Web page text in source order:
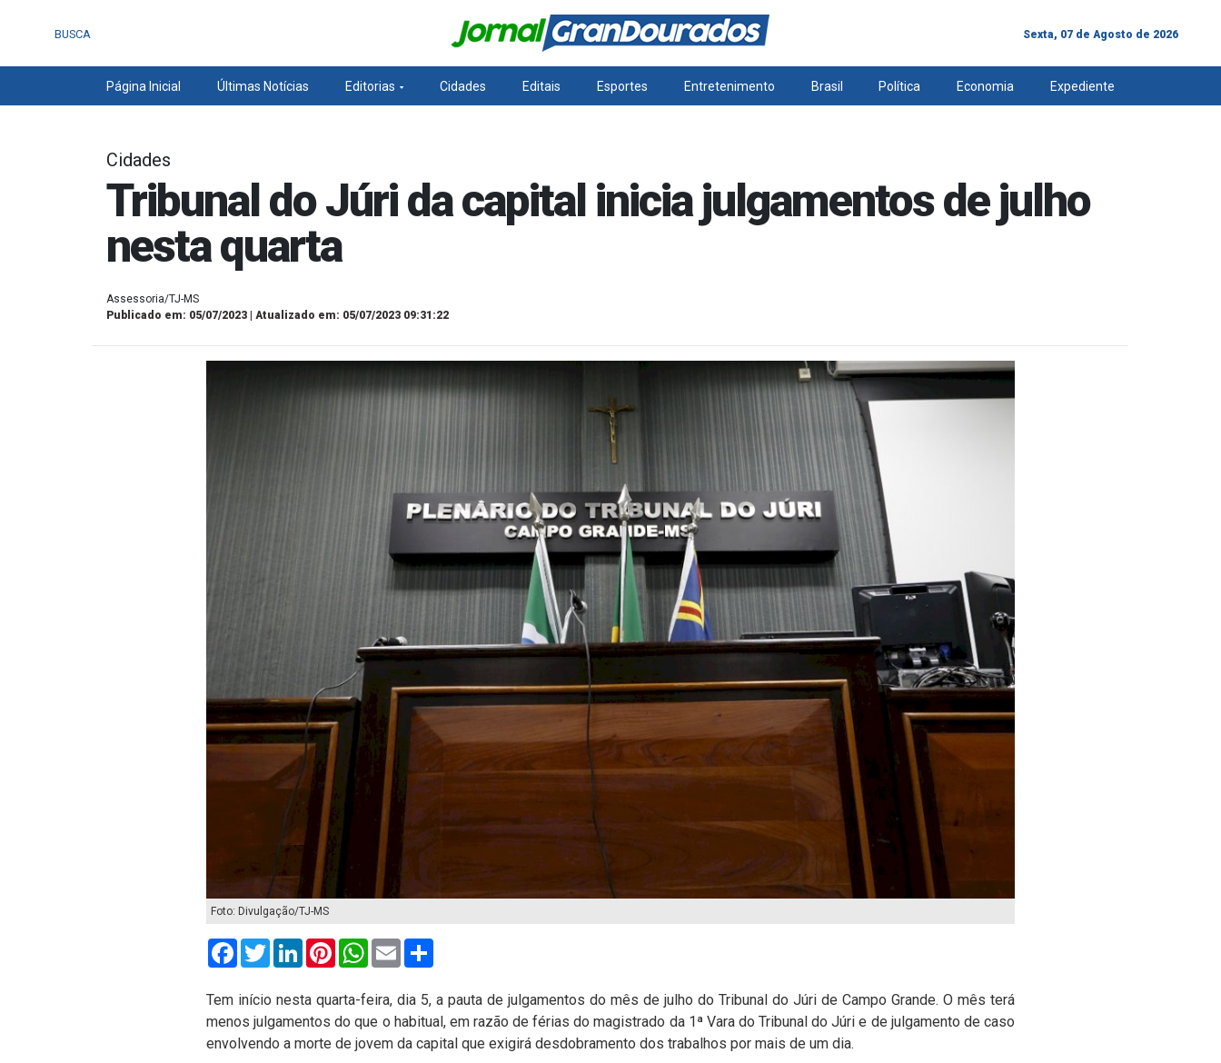
BUSCA Sexta, 07 de Agosto de 2026
Página Inicial Últimas Notícias Editorias Cidades Editais Esportes Entretenimento Brasil Política Economia Expediente
Cidades
Tribunal do Júri da capital inicia julgamentos de julho
nesta quarta
Assessoria/TJ-MS
Publicado em: 05/07/2023 | Atualizado em: 05/07/2023 09:31:22
Foto: Divulgação/TJ-MS
FacebookTwitterLinkedInPinterestWhatsApp
Email
Tem início nesta quarta-feira, dia 5, a pauta de julgamentos do mês de julho do Tribunal do Júri de Campo Grande. O mês terá
menos julgamentos do que o habitual, em razão de férias do magistrado da 1ª Vara do Tribunal do Júri e de julgamento de caso
envolvendo a morte de jovem da capital que exigirá desdobramento dos trabalhos por mais de um dia.